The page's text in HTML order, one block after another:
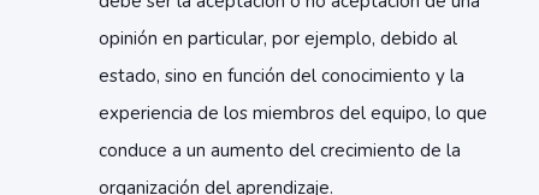
opinión en particular, por ejemplo, debido al
estado, sino en función del conocimiento y la
experiencia de los miembros del equipo, lo que
conduce a un aumento del crecimiento de la
organización del aprendizaje.